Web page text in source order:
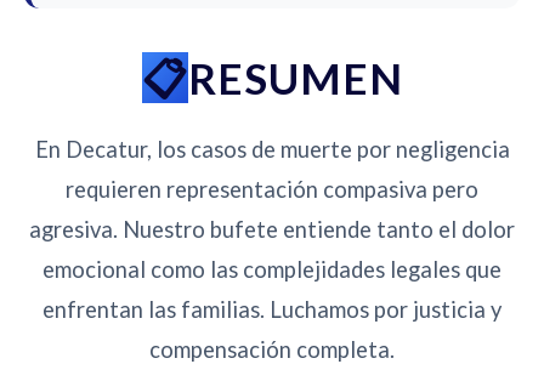
RESUMEN
En Decatur, los casos de muerte por negligencia
requieren representación compasiva pero
agresiva. Nuestro bufete entiende tanto el dolor
emocional como las complejidades legales que
enfrentan las familias. Luchamos por justicia y
compensación completa.